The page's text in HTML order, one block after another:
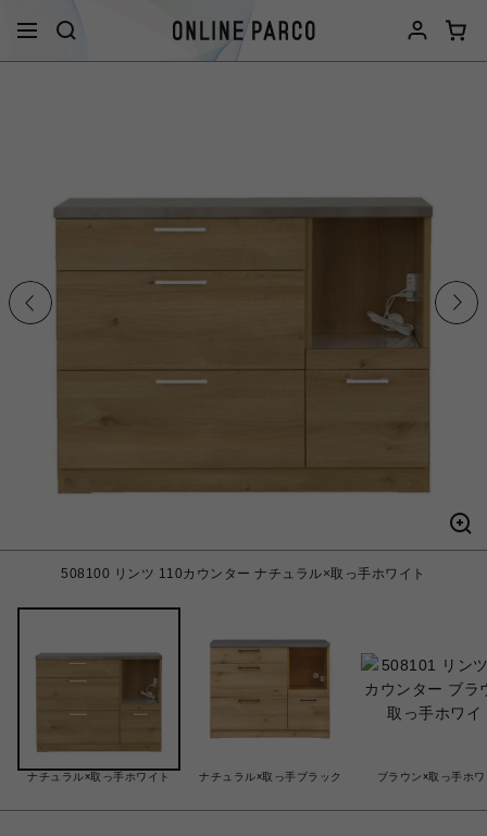
508100 リンツ 110カウンター ナチュラル×取っ手ホワイト
ナチュラル×取っ手ホワイト ナチュラル×取っ手ブラック ブラウン×取っ手ホ